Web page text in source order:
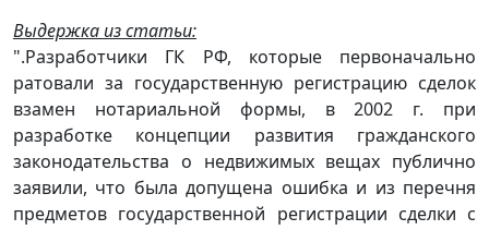
Выдержка из статьи:
".Разработчики ГК РФ, которые первоначально
ратовали за государственную регистрацию сделок
взамен нотариальной формы, в 2002 г. при
разработке концепции развития гражданского
законодательства о недвижимых вещах публично
заявили, что была допущена ошибка и из перечня
предметов государственной регистрации сделки с